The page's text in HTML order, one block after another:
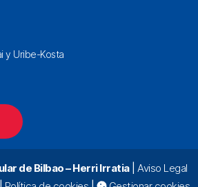
y Uribe-Kosta
de Bilbao – Herri Irratia| Aviso Legal